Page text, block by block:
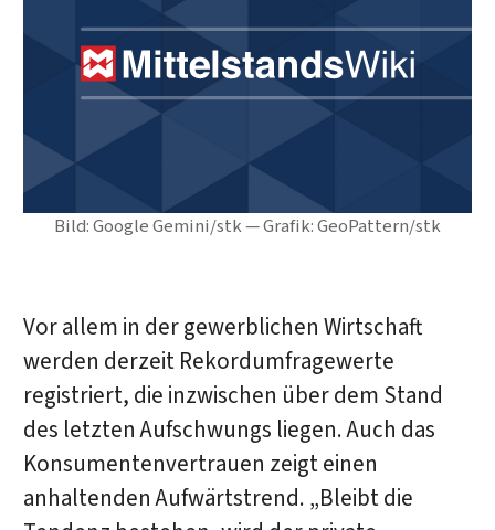
Bild: Google Gemini/stk — Grafik: GeoPattern/stk
Vor allem in der gewerblichen Wirtschaft
werden derzeit Rekordumfragewerte
registriert, die inzwischen über dem Stand
des letzten Aufschwungs liegen. Auch das
Konsumentenvertrauen zeigt einen
anhaltenden Aufwärtstrend. „Bleibt die